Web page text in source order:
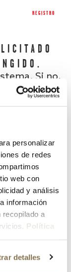
personalizar
de redes
web con
y análisis
información
a
Política
detalles
REGISTRO
Si no,